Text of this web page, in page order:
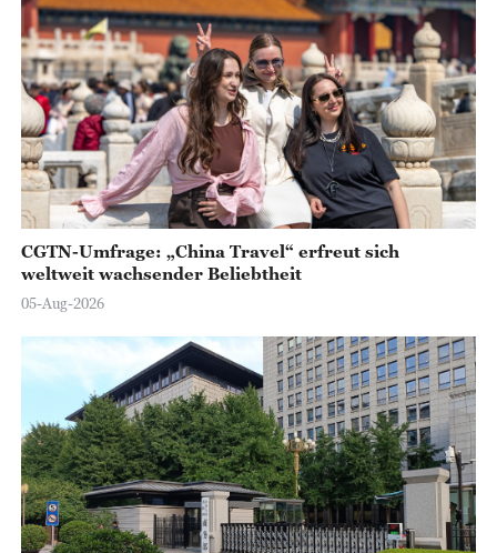
CGTN-Umfrage: „China Travel“ erfreut sich
weltweit wachsender Beliebtheit
05-Aug-2026